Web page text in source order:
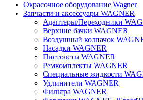
Окрасочное оборудование Wagner
Запчасти и аксессуары WAGNER
Адаптеры/Переходники
Верхние бачки WAGNER
Воздушный колпачок
Насадки WAGNER
Пистолеты WAGNER
Ремкомплекты WAGNER
Специальные жидкости
Удлинители WAGNER
Фильтра WAGNER